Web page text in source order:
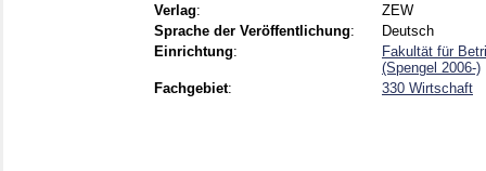
Verlag:
ZEW
Sprache der Veröffentlichung:
Deutsch
Einrichtung:
Fakultät für
(Spengel 2006-)
Fachgebiet: 330 Wirtschaft